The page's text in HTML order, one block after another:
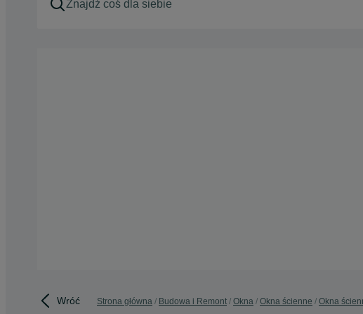
Wróć Strona główna Budowa i Remont Okna Okna ścienne Okna